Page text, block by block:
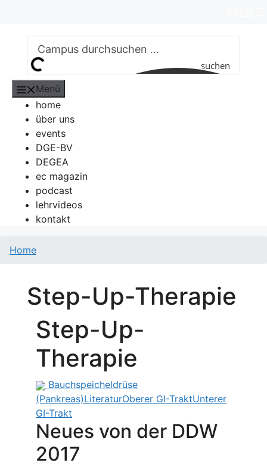
springen
suchen
Menü
home
über uns
events
DGE-BV
DEGEA
ec magazin
podcast
lehrvideos
kontakt
Home
Step-Up-Therapie
Step-Up-
Therapie
Bauchspeicheldrüse
(Pankreas)LiteraturOberer GI-TraktUnterer
GI-Trakt
Neues von der DDW
2017